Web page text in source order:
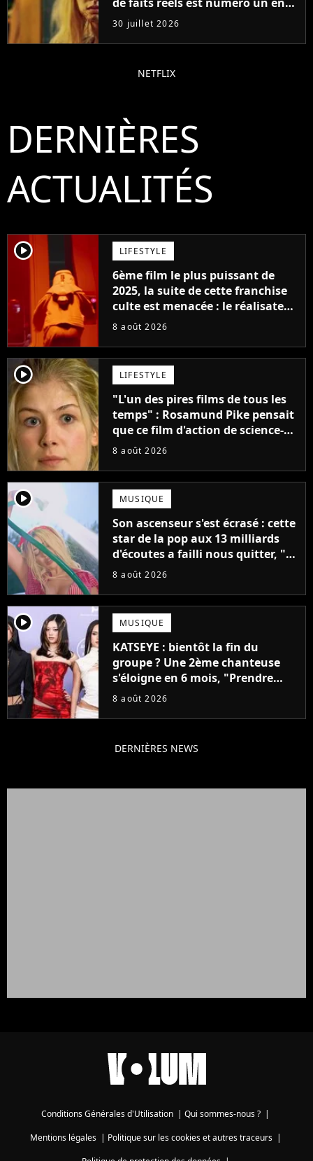
France
30 juillet 2026
NETFLIX
DERNIÈRES
ACTUALITÉS
player2 LIFESTYLE
6ème film le plus puissant de
2025, la suite de cette franchise
culte est menacée : le réalisateur
claque la porte pour "différends
8 août 2026
player2 LIFESTYLE
"L'un des pires films de tous les
temps" : Rosamund Pike pensait
que ce film d'action de science-
fiction avec Dwayne Johnson
8 août 2026
player2 MUSIQUE
Son ascenseur s'est écrasé : cette
star de la pop aux 13 milliards
d'écoutes a failli nous quitter, "Je
pensais ne plus jamais chanter"
8 août 2026
player2 MUSIQUE
KATSEYE : bientôt la fin du
groupe ? Une 2ème chanteuse
s'éloigne en 6 mois, "Prendre
cette décision n’a pas été facile"
8 août 2026
DERNIÈRES NEWS
Conditions Générales d'Utilisation | Qui sommes-nous ? |
Mentions légales| Politique sur les cookies et autres traceurs|